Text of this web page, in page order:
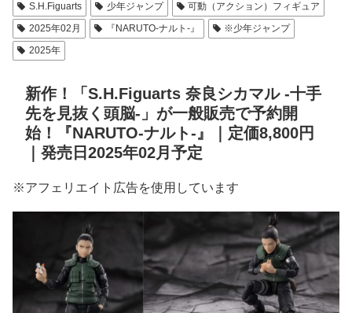
S.H.Figuarts 少年ジャンプ
可動（アクション）フィギュア
2025年02月
『NARUTO-ナルト-』
※少年ジャンプ
2025年
新作！「S.H.Figuarts 奈良シカマル -十手
先を見抜く頭脳-」が一般販売で予約開
始！『NARUTO-ナルト-』｜定価8,800円
｜発売日2025年02月予定
※アフェリエイト広告を使用しています